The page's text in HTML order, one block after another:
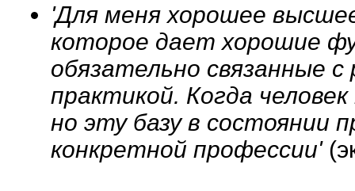
'Для меня хорошее
которое дает хорошие
обязательно связанные
практикой. Когда
но эту базу в состоянии
конкретной профессии'